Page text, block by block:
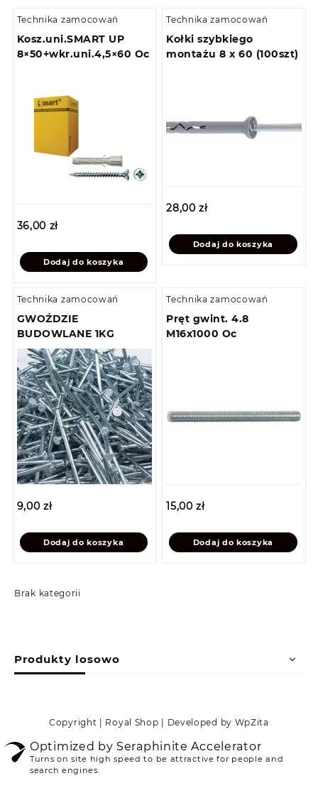
Brak kategorii
Technika zamocowań
Kosz.uni.SMART UP
8×50+wkr.uni.4,5×60 Oc
36,00 zł
Dodaj do koszyka
Technika zamocowań
Kołki szybkiego
montażu 8 x 60 (100szt)
28,00zł
Dodaj do koszyka
Technika zamocowań
GWOŹDZIE
BUDOWLANE 1KG
9,00 zł
Dodaj do koszyka
Technika zamocowań
Pręt gwint. 4.8
M16x1000 Oc
15,00zł
Dodaj do koszyka
Produkty losowo
Copyright | Royal Shop | Developed by WpZita
Optimized by Seraphinite Accelerator
Turns on site high speed to be attractive for people and
search engines.